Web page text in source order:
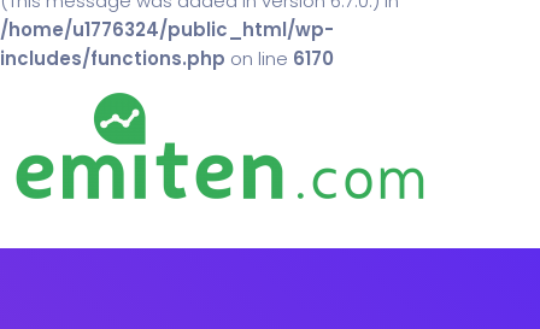
/home/u1776324/public_html/wp-
includes/functions.php on line 6170